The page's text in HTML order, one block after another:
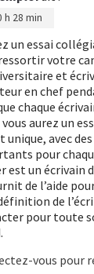
h 28 min
un essai
votre
et
en chef
chaque
aurez un
unique, avec
pour
est un écrivain
de l’aide
de
pour toute
vous pour